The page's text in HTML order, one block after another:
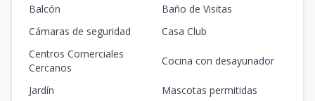
Balcón
Baño de Visitas
Cámaras de seguridad
Casa Club
Centros Comerciales
Cercanos
Cocina con desayunador
Jardín
Mascotas permitidas